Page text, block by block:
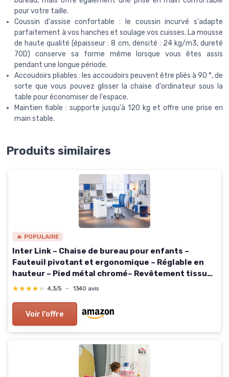
pour votre taille.
Coussin d'assise confortable : le coussin incurvé s'adapte
parfaitement à vos hanches et soulage vos cuisses. La mousse
de haute qualité (épaisseur : 8 cm, densité : 24 kg/m3, dureté
70D) conserve sa forme même lorsque vous êtes assis
pendant une longue période.
Accoudoirs pliables : les accoudoirs peuvent être pliés à 90 °, de
sorte que vous pouvez glisser la chaise d'ordinateur sous la
table pour économiser de l'espace.
Maintien fiable : supporte jusqu'à 120 kg et offre une prise en
main stable.
Produits similaires
🔥 POPULAIRE
Inter Link – Chaise de bureau pour enfants –
Fauteuil pivotant et ergonomique – Réglable en
hauteur – Pied métal chromé– Revêtement tissu
Mesh respirant – Pivotant à 360° - Bleu – Bonnie
★★★★★
★★★★★ 4,3/5 — 1340 avis
Voir l'offre